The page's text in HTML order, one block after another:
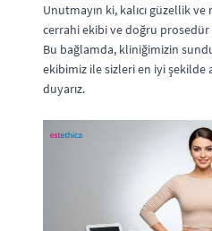
Unutmayın ki, kalıcı güzellik
cerrahi ekibi ve doğru prosedür
Bu bağlamda, kliniğimizin
ekibimiz ile sizleri en iyi
duyarız.